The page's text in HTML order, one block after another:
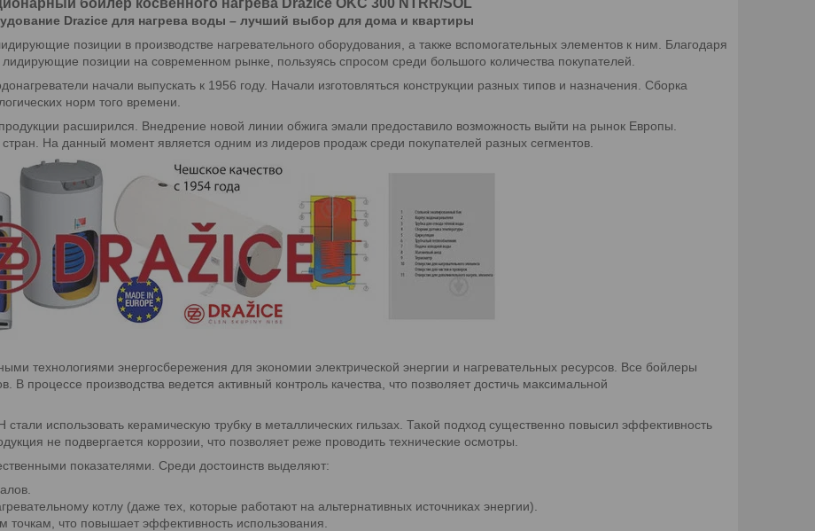
бойлер косвенного нагрева Drazice OKC 300 NTRR/SOL
Drazice для нагрева воды – лучший выбор для дома и квартиры
позиции в производстве нагревательного оборудования, а также вспомогательных элементов к ним. Благодаря
позиции на современном рынке, пользуясь спросом среди большого количества покупателей.
начали выпускать к 1956 году. Начали изготовляться конструкции разных типов и назначения. Сборка
норм того времени.
расширился. Внедрение новой линии обжига эмали предоставило возможность выйти на рынок Европы.
На данный момент является одним из лидеров продаж среди покупателей разных сегментов.
технологиями энергосбережения для экономии электрической энергии и нагревательных ресурсов. Все бойлеры
В процессе производства ведется активный контроль качества, что позволяет достичь максимальной
использовать керамическую трубку в металлических гильзах. Такой подход существенно повысил эффективность
не подвергается коррозии, что позволяет реже проводить технические осмотры.
показателями. Среди достоинств выделяют:
котлу (даже тех, которые работают на альтернативных источниках энергии).
что повышает эффективность использования.